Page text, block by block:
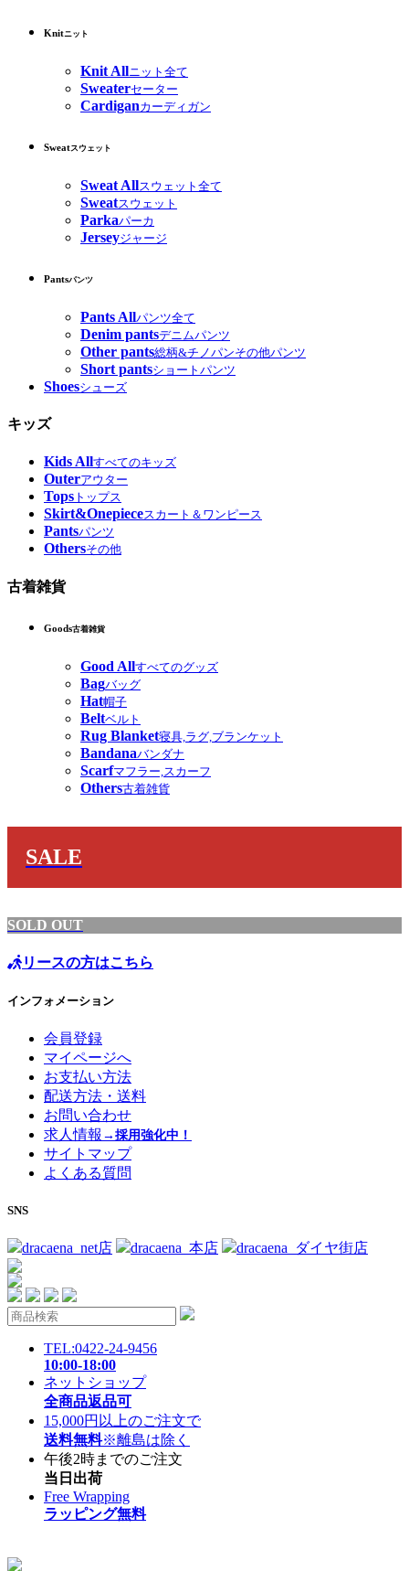
Knitニット
Knit Allニット全て
Sweaterセーター
Cardiganカーディガン
Sweatスウェット
Sweat Allスウェット全て
Sweatスウェット
Parkaパーカ
Jerseyジャージ
Pantsパンツ
Pants Allパンツ全て
Denim pantsデニムパンツ
Other pants総柄&チノパンその他パンツ
Short pantsショートパンツ
Shoesシューズ
キッズ
Kids Allすべてのキッズ
Outerアウター
Tops トップス
Skirt&Onepieceスカート＆ワンピース
Pantsパンツ
Othersその他
古着雑貨
Goods古着雑貨
Good Allすべてのグッズ
Bagバッグ
Hat帽子
Beltベルト
Rug Blanket寝具,ラグ,ブランケット
Bandanaバンダナ
Scarfマフラー,スカーフ
Others古着雑貨
SALE
SOLD OUT
リースの方はこちら
インフォメーション
会員登録
マイページへ
お支払い方法
配送方法・送料
お問い合わせ
求人情報 →採用強化中！
サイトマップ
よくある質問
SNS
dracaena_net店 dracaena_本店 dracaena_ダイヤ街店
TEL:0422-24-9456
10:00-18:00
ネットショップ
全商品返品可
15,000円以上のご注文で
送料無料※離島は除く
午後2時までのご注文
当日出荷
Free Wrapping
ラッピング無料